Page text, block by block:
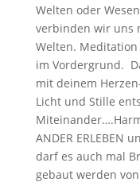
Welten oder
verbinden wir uns
Welten. Meditation
im Vordergrund.
mit deinem
Licht und Stille
ANDER ERLEBEN
darf es auch mal
gebaut werden